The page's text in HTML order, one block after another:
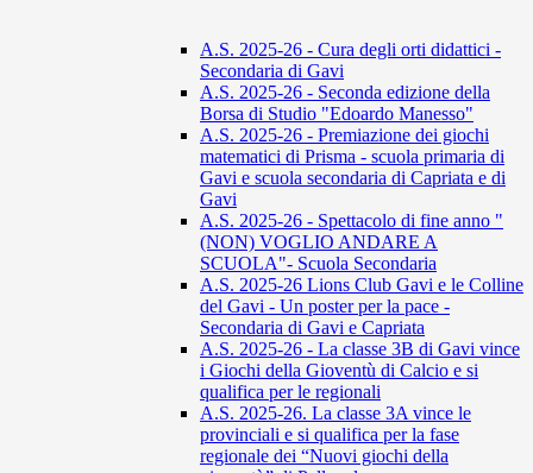
A.S. 2025-26 - Cura degli orti didattici -
Secondaria di Gavi
A.S. 2025-26 - Seconda edizione della
Borsa di Studio "Edoardo Manesso"
A.S. 2025-26 - Premiazione dei giochi
matematici di Prisma - scuola primaria di
Gavi e scuola secondaria di Capriata e di
Gavi
A.S. 2025-26 - Spettacolo di fine anno "
(NON) VOGLIO ANDARE A
SCUOLA"- Scuola Secondaria
A.S. 2025-26 Lions Club Gavi e le Colline
del Gavi - Un poster per la pace -
Secondaria di Gavi e Capriata
A.S. 2025-26 - La classe 3B di Gavi vince
i Giochi della Gioventù di Calcio e si
qualifica per le regionali
A.S. 2025-26. La classe 3A vince le
provinciali e si qualifica per la fase
regionale dei “Nuovi giochi della